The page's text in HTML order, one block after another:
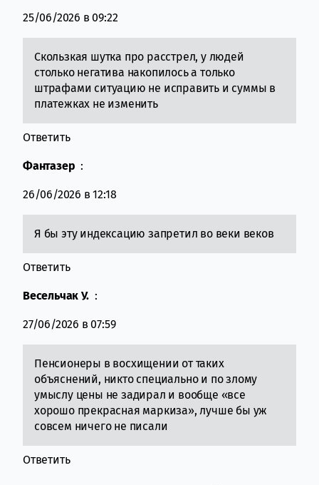
25/06/2026 в 09:22
Скользкая шутка про расстрел, у людей
столько негатива накопилось а только
штрафами ситуацию не исправить и суммы в
платежках не изменить
Ответить
Фантазер :
26/06/2026 в 12:18
Я бы эту индексацию запретил во веки веков
Ответить
Весельчак У. :
27/06/2026 в 07:59
Пенсионеры в восхищении от таких
объяснений, никто специально и по злому
умыслу цены не задирал и вообще «все
хорошо прекрасная маркиза», лучше бы уж
совсем ничего не писали
Ответить